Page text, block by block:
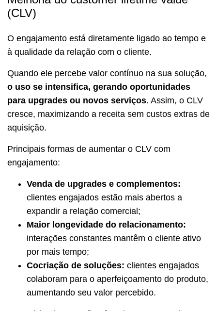
(CLV)
O engajamento está diretamente ligado ao tempo e
à qualidade da relação com o cliente.
Quando ele percebe valor contínuo na sua solução,
o uso se intensifica, gerando oportunidades
para upgrades ou novos serviços. Assim, o CLV
cresce, maximizando a receita sem custos extras de
aquisição.
Principais formas de aumentar o CLV com
engajamento:
Venda de upgrades e complementos:
clientes engajados estão mais abertos a
expandir a relação comercial;
Maior longevidade do relacionamento:
interações constantes mantêm o cliente ativo
por mais tempo;
Cocriação de soluções: clientes engajados
colaboram para o aperfeiçoamento do produto,
aumentando seu valor percebido.